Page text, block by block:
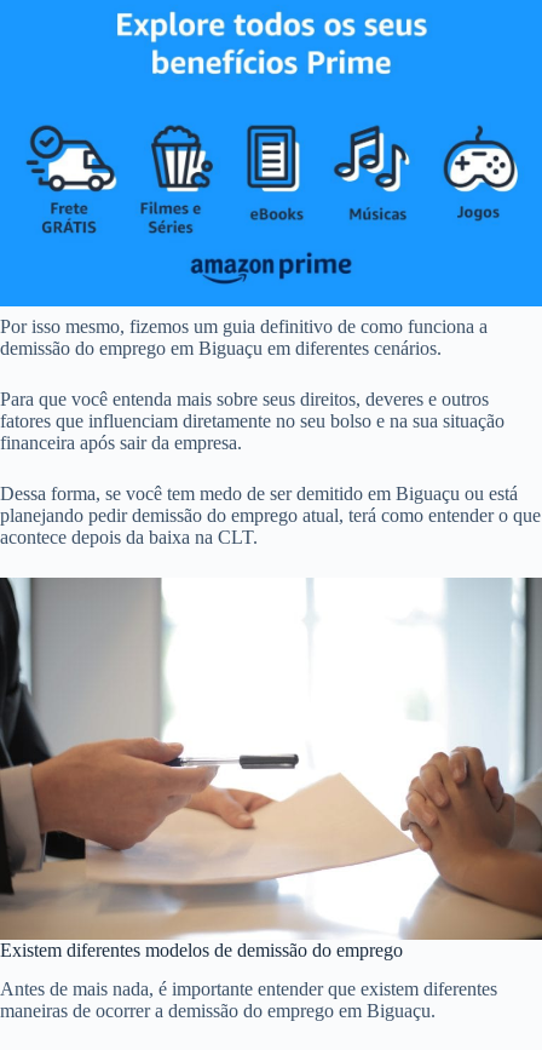
Por isso mesmo, fizemos um guia definitivo de como funciona a
demissão do emprego em Biguaçu em diferentes cenários.
Para que você entenda mais sobre seus direitos, deveres e outros
fatores que influenciam diretamente no seu bolso e na sua situação
financeira após sair da empresa.
Dessa forma, se você tem medo de ser demitido em Biguaçu ou está
planejando pedir demissão do emprego atual, terá como entender o que
acontece depois da baixa na CLT.
Existem diferentes modelos de demissão do emprego
Antes de mais nada, é importante entender que existem diferentes
maneiras de ocorrer a demissão do emprego em Biguaçu.